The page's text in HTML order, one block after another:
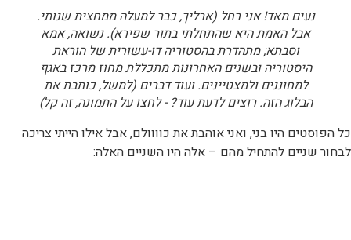
נעים מאד! אני רחל (ארליך, כבר למעלה ממחצית שנותי.
אבל האמת היא שהתחלתי בתור שפירא). נשואה, אמא
וסבתא; מתהדרת בהסטוריה דו-עשורית של הוראת
היסטוריה ובשנים האחרונות מתכללת מחוז מרכז באגף
למחוננים ולמצטיינים. ועוד דברים (למשל, כותבת את
הבלוג הזה. רוצים לדעת עוד? - לחצו על התמונה, זה קל)
כל הפוסטים היו בני, ואני אוהבת את כוווולם, אבל אילו הייתי צריכה
לבחור שניים להתחיל מהם – אלה היו השניים האלה: